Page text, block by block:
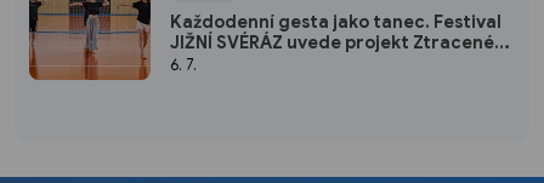
Každodenní gesta jako tanec. Festival
JIŽNÍ SVÉRÁZ uvede projekt Ztracené
pohyby
6. 7.